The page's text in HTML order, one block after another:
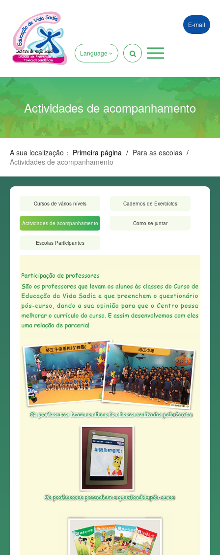
E-mail
Language
Actividades de acompanhamento
A sua localização： Primeira página / Para as escolas /
Actividades de acompanhamento
Cursos de vários níveis Cadernos de Exercícios
Actividades de acompanhamento Como se juntar
Escolas Participantes